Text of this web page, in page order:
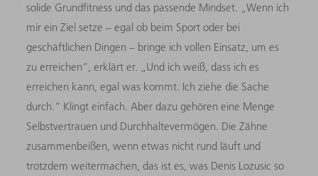
solide Grundfitness und das passende Mindset. „Wenn ich
mir ein Ziel setze – egal ob beim Sport oder bei
geschäftlichen Dingen – bringe ich vollen Einsatz, um es
zu erreichen“, erklärt er. „Und ich weiß, dass ich es
erreichen kann, egal was kommt. Ich ziehe die Sache
durch.“ Klingt einfach. Aber dazu gehören eine Menge
Selbstvertrauen und Durchhaltevermögen. Die Zähne
zusammenbeißen, wenn etwas nicht rund läuft und
trotzdem weitermachen, das ist es, was Denis Lozusic so